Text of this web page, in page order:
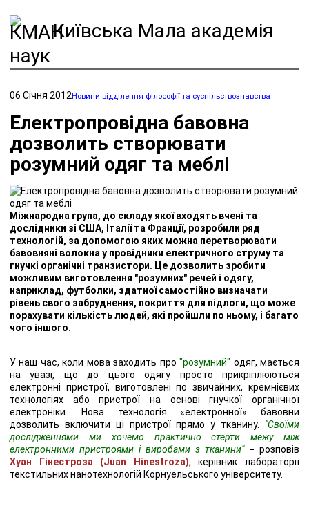
Київська Мала академія
наук
06 Січня 2012Новини відділення філософії та суспільствознавства
Електропровідна бавовна
дозволить створювати
розумний одяг та меблі
Міжнародна група, до складу якої входять вчені та
дослідники зі США, Італії та Франції, розробили ряд
технологій, за допомогою яких можна перетворювати
бавовняні волокна у провідники електричного струму та
гнучкі органічні транзистори. Це дозволить зробити
можливим виготовлення "розумних" речей і одягу,
наприклад, футболки, здатної самостійно визначати
рівень свого забруднення, покриття для підлоги, що може
порахувати кількість людей, які пройшли по ньому, і багато
чого іншого.
У наш час, коли мова заходить про"розумний" одяг, мається
на увазі, що до цього одягу просто прикріплюються
електронні пристрої, виготовлені по звичайних, кремнієвих
технологіях або пристрої на основі гнучкої органічної
електроніки. Нова технологія «електронної» бавовни
дозволить включити ці пристрої прямо у тканину. "Своїми
дослідженнями ми хочемо практично стерти межу між
електронними пристроями і виробами з тканини"− розповів
Хуан Гінестроза (Juan Hinestroza), керівник лабораторії
текстильних нанотехнологій Корнуельського університету.